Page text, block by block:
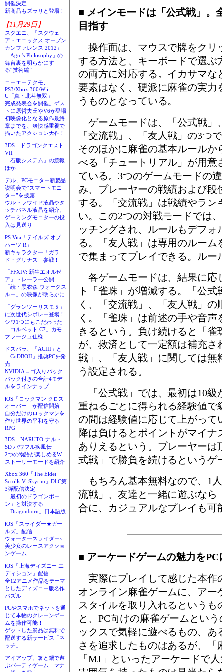
開催決定
新商品もズラリと登場！
【11月29日】
スクエニ、「スクウェ
ア・エニックス オープン
カンファレンス 2012」
「Agni's Philosophy」の
舞台裏を明らかにす
る“技術編”
コーエーテクモ、
PS3/Xbox 360/Wii
U「真・北斗無双」
完成発表会を開催。ゲス
トに原哲夫氏やV6が登場
初映像化となる原作最終
章までを、爽快感重視で
描いたアクション大作！
3DS「ドラゴンクエスト
VII」
「石版システム」の続報
ほか
デル、PCモニター新製品
説明会で“スマートモニ
ター”を披露
ウルトラワイド液晶やタ
ッチパネル液晶を紹介、
ゲーミングモニターの投
入は見送り
PS Vita「テイルズ オブ
ハーツ R」
新キャラクター「ガラ
ド・グリナス」参戦！
「FFXIV: 新生エオルゼ
ア」トレーラー公開
「続・黒衣森 ウォークス
ルー」の映像が明らかに
「グランツーリスモ５」
に次世代シボレー登場！
シワ1つにもこだわった
「コルベット C7」カモ
フラージュ仕様
ドスパラ、「ACIII」と
「CoDBOII」推奨PCを発
売
NVIDIAロゴ入りバック
パック付きの合計4モデ
ルをラインナップ
iOS「ロックマン クロス
オーバー」が配信開始
自分だけのロックマンを
作り世界の平和を守る
RPG
3DS「NARUTO-ナルト-
SD パワフル疾風伝」
2つの物語が楽しめるW
ストーリーモードを紹介
Xbox 360「The Elder
Scrolls V: Skyrim」DLC第
3弾配信決定
「最初のドラゴンボー
ン」と対決する
「Dragonborn」日本語版
iOS「スライダー★ガー
ルズ」配信
ウォータースライダー×
美少女のレースアクショ
ンゲーム
iOS「上海ディズニー エ
ディション」配信
全12アニメ作品をテーマ
としたディズニー版名作
パズル
PCやスマホでネットを通
じて本物のクレーンゲー
ムを操作可能！
ゲットした景品は無料で
配送する新サービス「ネ
ッチ」
アイアップ、箸と鍋で遊
ぶパーティゲーム「マナ
■ メインモードは「公式戦」。
目指す
操作面は、マウスで牌をクリ
する方法と、キーボードで選ぶ
の両方に対応する。イカサマな
要素はなく、硬派に麻雀の実力
うものとなっている。
ゲームモードは、「公式戦」
「交流戦」、「友人戦」の3つ
そのほかに麻雀の基本ルールか
べる「チュートリアル」が用意
ている。3つのゲームモードの
み、プレーヤーの戦績および段
する。「交流戦」は戦績やラン
い。この2つの対戦モードでは
ッチングされ、ルールもデフォ
る。「友人戦」は専用のルーム
で集まってプレイできる。ルー
各ゲームモードは、結果に応
ト「雀珠」が増減する。「公
く、「交流戦」、「友人戦」の
く。「雀珠」は前述の手や音
きるという。負け続けると「雀
が、救済として一定額は補充さ
戦」、「友人戦」に関しては無
う設定される。
「公式戦」では、最初は10級
重ねるごとに得られる経験値で
の間は経験値に応じて上がって
降は負けるとポイントがマイナ
ありえるという。プレーヤーは
式戦」で勝負を続けるというゲ
もちろん基本無料なので、1
流戦」、友達と一緒に遊ぶなら
合に、カジュアルなプレイも可
■ アーケードゲームの魅力を
実際にプレイして感じた本作
オンライン麻雀ゲームに、アー
スタイルを取り入れるというも
と、PC向けの麻雀ゲームとい
ックスで気軽に遊べるもの、あ
さを追求したものはあるが、「
「MJ」といったアーケードで